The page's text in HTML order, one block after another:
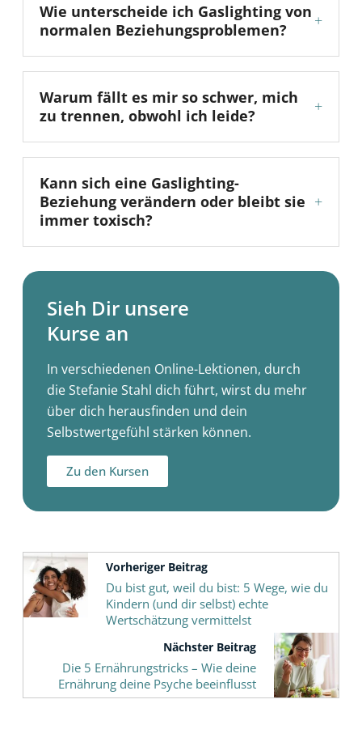
Wie unterscheide ich Gaslighting von
normalen Beziehungsproblemen?
+
Warum fällt es mir so schwer, mich
zu trennen, obwohl ich leide?
+
Kann sich eine Gaslighting-
Beziehung verändern oder bleibt sie
immer toxisch?
+
Sieh Dir unsere
Kurse an
In verschiedenen Online-Lektionen, durch
die Stefanie Stahl dich führt, wirst du mehr
über dich herausfinden und dein
Selbstwertgefühl stärken können.
Zu den Kursen
Vorheriger Beitrag
Du bist gut, weil du bist: 5 Wege, wie du
Kindern (und dir selbst) echte
Wertschätzung vermittelst
Nächster Beitrag
Die 5 Ernährungstricks – Wie deine
Ernährung deine Psyche beeinflusst